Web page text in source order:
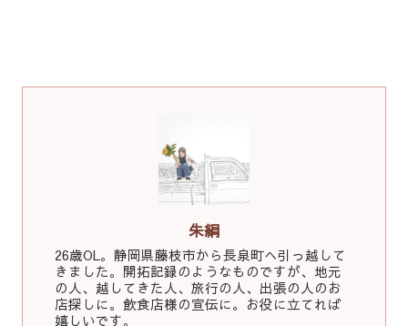
朱絹
26歳OL。静岡県藤枝市から長泉町へ引っ越して
きました。開拓記録のようなものですが、地元
の人、越してきた人、旅行の人、出張の人のお
店探しに。飲食店様の宣伝に。お役に立てれば
嬉しいです。